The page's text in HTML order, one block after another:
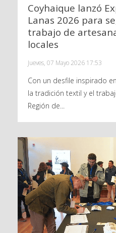
Coyhaique lanzó
Lanas 2026 para
trabajo de
locales
Jueves, 07 Mayo 2026 17:53
Con un desfile inspirado
la tradición textil y el
Región de...